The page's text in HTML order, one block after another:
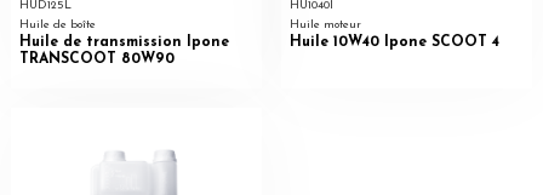
HUD125L
Huile de boîte
Huile de transmission Ipone
TRANSCOOT 80W90
HU1040I
Huile moteur
Huile 10W40 Ipone SCOOT 4